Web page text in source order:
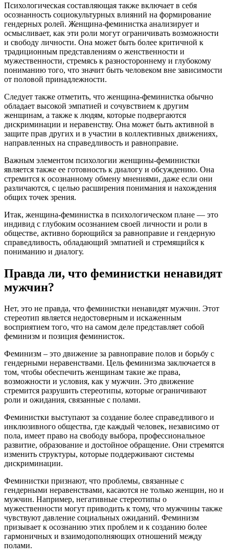
Психологическая составляющая также включает в себя
осознанность социокультурных влияний на формирование
гендерных ролей. Женщина-феминистка анализирует и
осмысливает, как эти роли могут ограничивать возможности
и свободу личности. Она может быть более критичной к
традиционным представлениям о женственности и
мужественности, стремясь к разностороннему и глубокому
пониманию того, что значит быть человеком вне зависимости
от половой принадлежности.
Следует также отметить, что женщина-феминистка обычно
обладает высокой эмпатией и сочувствием к другим
женщинам, а также к людям, которые подвергаются
дискриминации и неравенству. Она может быть активной в
защите прав других и в участии в коллективных движениях,
направленных на справедливость и равноправие.
Важным элементом психологии женщины-феминистки
является также ее готовность к диалогу и обсуждению. Она
стремится к осознанному обмену мнениями, даже если они
различаются, с целью расширения понимания и нахождения
общих точек зрения.
Итак, женщина-феминистка в психологическом плане — это
индивид с глубоким осознанием своей личности и роли в
обществе, активно борющийся за равноправие и гендерную
справедливость, обладающий эмпатией и стремящийся к
пониманию и диалогу.
Правда ли, что феминистки ненавидят
мужчин?
Нет, это не правда, что феминистки ненавидят мужчин. Этот
стереотип является недостоверным и искаженным
восприятием того, что на самом деле представляет собой
феминизм и позиция феминисток.
Феминизм – это движение за равноправие полов и борьбу с
гендерными неравенствами. Цель феминизма заключается в
том, чтобы обеспечить женщинам такие же права,
возможности и условия, как у мужчин. Это движение
стремится разрушить стереотипы, которые ограничивают
роли и ожидания, связанные с полами.
Феминистки выступают за создание более справедливого и
инклюзивного общества, где каждый человек, независимо от
пола, имеет право на свободу выбора, профессиональное
развитие, образование и достойное обращение. Они стремятся
изменить структуры, которые поддерживают системы
дискриминации.
Феминистки признают, что проблемы, связанные с
гендерными неравенствами, касаются не только женщин, но и
мужчин. Например, негативные стереотипы о
мужественности могут приводить к тому, что мужчины также
чувствуют давление социальных ожиданий. Феминизм
призывает к осознанию этих проблем и к созданию более
гармоничных и взаимодополняющих отношений между
полами.